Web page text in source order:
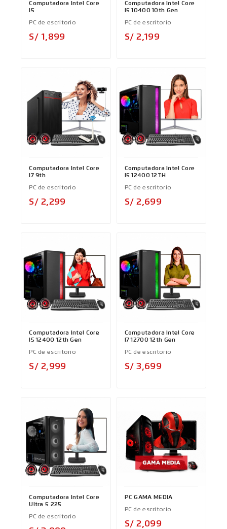
Computadora Intel Core
I5
PC de escritorio
S/ 1,899
Computadora Intel Core
I5 10400 10th Gen
PC de escritorio
S/ 2,199
Computadora Intel Core
I7 9th
PC de escritorio
S/ 2,299
Computadora Intel Core
I5 12400 12TH
PC de escritorio
S/ 2,699
Computadora Intel Core
I5 12400 12th Gen
PC de escritorio
S/ 2,999
Computadora Intel Core
I7 12700 12th Gen
PC de escritorio
S/ 3,699
Computadora Intel Core
Ultra 5 225
PC de escritorio
PC GAMA MEDIA
PC de escritorio
S/ 2,099